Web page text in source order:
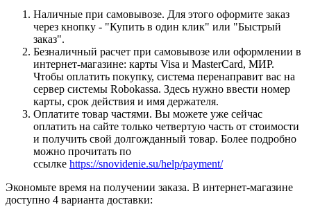
Наличные при самовывозе. Для этого оформите заказ
через кнопку - "Купить в один клик" или "Быстрый
заказ".
Безналичный расчет при самовывозе или оформлении в
интернет-магазине: карты Visa и MasterCard, МИР.
Чтобы оплатить покупку, система перенаправит вас на
сервер системы Robokassa. Здесь нужно ввести номер
карты, срок действия и имя держателя.
Оплатите товар частями. Вы можете уже сейчас
оплатить на сайте только четвертую часть от стоимости
и получить свой долгожданный товар. Более подробно
можно прочитать по
ссылке https://snovidenie.su/help/payment/
Экономьте время на получении заказа. В интернет-магазине
доступно 4 варианта доставки: